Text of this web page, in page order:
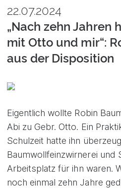
22.07.2024
„Nach zehn Jahren
mit Otto und mir“:
aus der Disposition
Eigentlich wollte Robin
Abi zu Gebr. Otto. Ein
Schulzeit hatte ihn
Baumwollfeinzwirnerei und
Arbeitsplatz für ihn waren.
noch einmal zehn Jahre